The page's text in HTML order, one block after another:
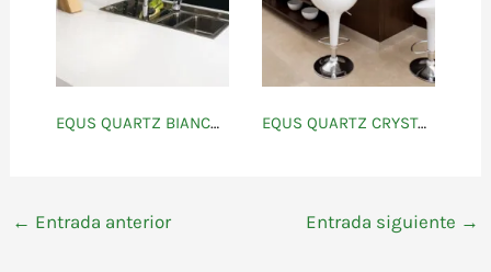
EQUS QUARTZ BIANCO ATHENAS EQUS QUARTZ CRYSTAL WHITE
← Entrada anterior Entrada siguiente →